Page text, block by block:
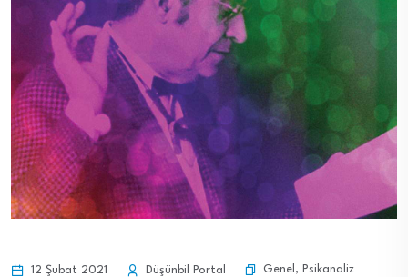
12 Şubat 2021 Düşünbil Portal Genel , Psikanaliz